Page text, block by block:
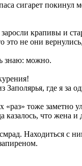
сигарет
крапивы и
это не они
знаю: можно.
где я за
«раз» тоже заметно
что жена
Находиться с